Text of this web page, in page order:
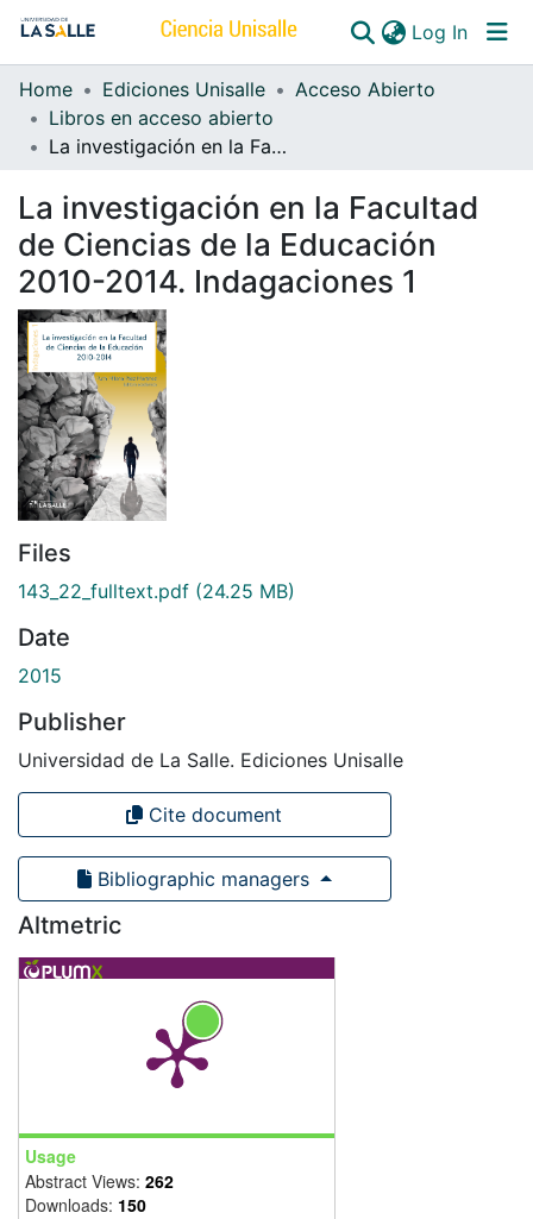
Log In
Communities & Collections
All of DSpace
Home Ediciones Unisalle
Acceso Abierto
Libros en acceso abierto
La investigación en la Facultad de Ciencias de la Educación 2010-2014. Indagaciones 1
La investigación en la Facultad
de Ciencias de la Educación
2010-2014. Indagaciones 1
Files
143_22_fulltext.pdf (24.25 MB)
Date
2015
Publisher
Universidad de La Salle. Ediciones Unisalle
Cite document
Bibliographic managers
Altmetric
Usage
Abstract Views: 262
Downloads: 150